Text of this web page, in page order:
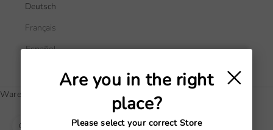
Deutsch
Français
Español
Warenkorb
Dein Warenkorb ist leer
×
Are you in the right
place?
Please select your correct Store